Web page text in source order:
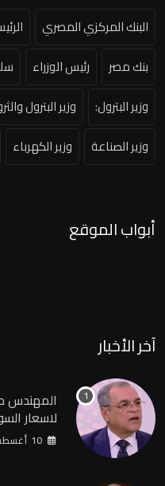
البنك المركزي المصري
بنك مصر
رئيس الوزراء
وزير البترول:
وزير البترول
وزير الصناعة
وزير الكهرباء
أبواب الموقع
آخر الأخبار
المهندس
لاسعار
للمازوت
10 أغسطس، 2026